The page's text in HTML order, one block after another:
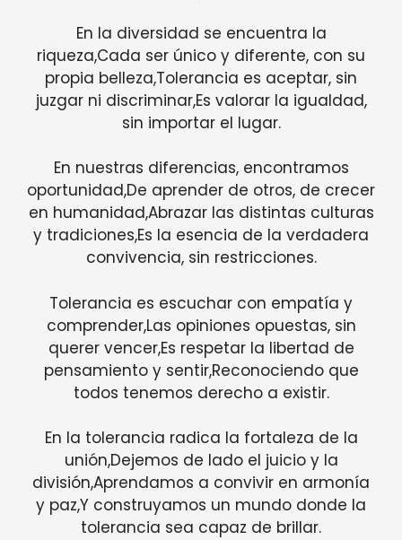
En la diversidad se encuentra la
riqueza,Cada ser único y diferente, con su
propia belleza,Tolerancia es aceptar, sin
juzgar ni discriminar,Es valorar la igualdad,
sin importar el lugar.
En nuestras diferencias, encontramos
oportunidad,De aprender de otros, de crecer
en humanidad,Abrazar las distintas culturas
y tradiciones,Es la esencia de la verdadera
convivencia, sin restricciones.
Tolerancia es escuchar con empatía y
comprender,Las opiniones opuestas, sin
querer vencer,Es respetar la libertad de
pensamiento y sentir,Reconociendo que
todos tenemos derecho a existir.
En la tolerancia radica la fortaleza de la
unión,Dejemos de lado el juicio y la
división,Aprendamos a convivir en armonía
y paz,Y construyamos un mundo donde la
tolerancia sea capaz de brillar.